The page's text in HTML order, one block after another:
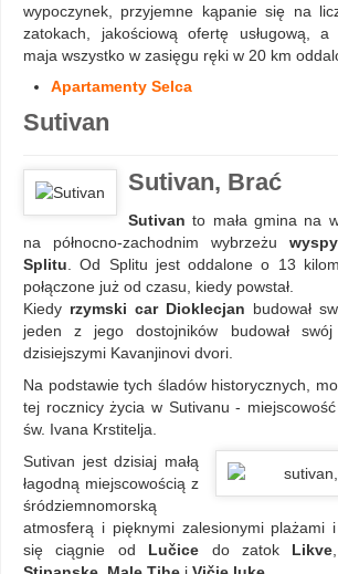
wypoczynek, przyjemne kąpanie się na
zatokach, jakościową ofertę usługową, a
maja wszystko w zasięgu ręki w 20 km
Apartamenty Selca
Sutivan
Sutivan, Brać
Sutivanto mała gmina na
na północno-zachodnim wybrzeżu
Splitu . Od Splitu jest oddalone o 13
połączone już od czasu, kiedy powstał.
Kiedy rzymski car Dioklecjan budował
jeden z jego dostojników budował
dzisiejszymi Kavanjinovi dvori.
Na podstawie tych śladów historycznych,
tej rocznicy życia w Sutivanu -
św. Ivana Krstitelja.
Sutivan jest dzisiaj małą
łagodną miejscowością z
śródziemnomorską
atmosferą i pięknymi zalesionymi plażami
się ciągnie od Lučice do zatok Likve